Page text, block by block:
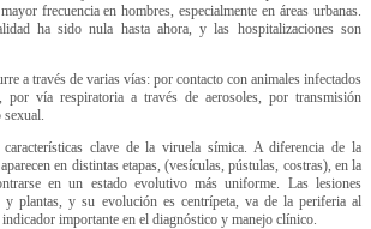
frecuencia en hombres, especialmente en áreas urbanas.
ha sido nula hasta ahora, y las hospitalizaciones son
a través de varias vías: por contacto con animales infectados
por vía respiratoria a través de aerosoles, por transmisión
características clave de la viruela símica. A diferencia de la
en distintas etapas, (vesículas, pústulas, costras), en la
en un estado evolutivo más uniforme. Las lesiones
y plantas, y su evolución es centrípeta, va de la periferia al
importante en el diagnóstico y manejo clínico.